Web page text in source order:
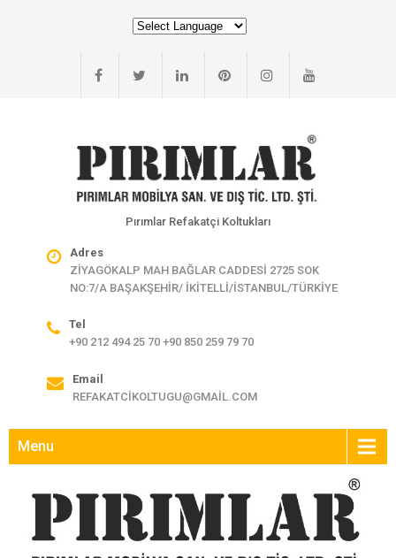
Pırımlar Refakatçi Koltukları
Adres
ZİYAGÖKALP MAH BAĞLAR CADDESİ 2725 SOK
NO:7/A BAŞAKŞEHİR/ İKİTELLİ/İSTANBUL/TÜRKİYE
Tel
+90 212 494 25 70 +90 850 259 79 70
Email
REFAKATCIKOLTUGU@GMAIL.COM
Menu